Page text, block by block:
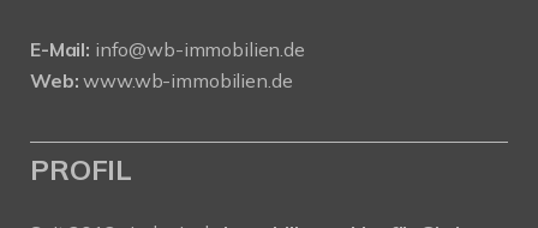
E-Mail: info@wb-immobilien.de
Web: www.wb-immobilien.de
PROFIL